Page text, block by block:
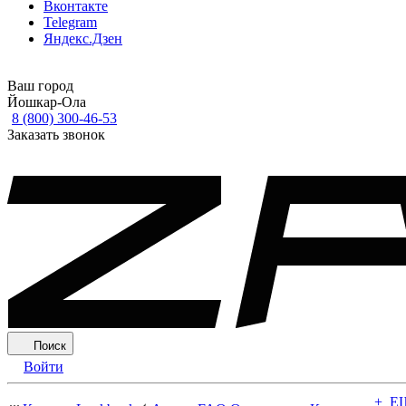
Вконтакте
Telegram
Яндекс.Дзен
Ваш город
Йошкар-Ола
8 (800) 300-46-53
Заказать звонок
Поиск
Войти
+